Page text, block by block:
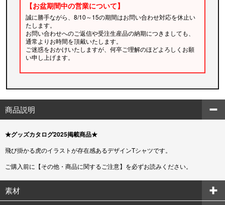
【お盆期間中の営業について】
誠に勝手ながら、8/10～15の期間はお問い合わせ対応を休止い
たします。
お問い合わせへのご返信や受注生産品の納期につきましても、
通常よりお時間を頂戴いたします。
ご迷惑をおかけいたしますが、何卒ご理解のほどよろしくお願
い申し上げます。
商品説明
★グッズカタログ2025掲載商品★
飛び掛かる虎のイラストが存在感あるデザインTシャツです。
ご購入前に【その他・商品に関するご注意】を必ずお読みください。
素材